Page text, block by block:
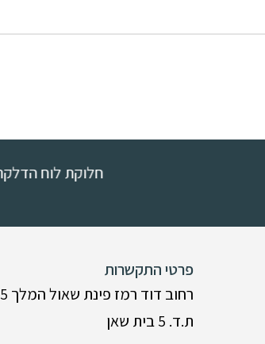
חלוקת לוח הדלקת נרות תשפ"ה
פרטי התקשרות
רחוב דוד רמז פינת שאול המלך 15
ת.ד. 5 בית שאן